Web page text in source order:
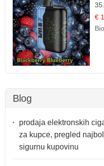
€
Blog
prodaja elektronskih
za kupce, pregled
sigurnu kupovinu